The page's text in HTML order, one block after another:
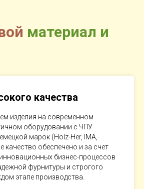
материал и
качества
изделия на современном
оборудовании с ЧПУ
марок (Holz-Her, IMA,
качество обеспечено и за счет
бизнес-процессов
фурнитуры и строгого
этапе производства.